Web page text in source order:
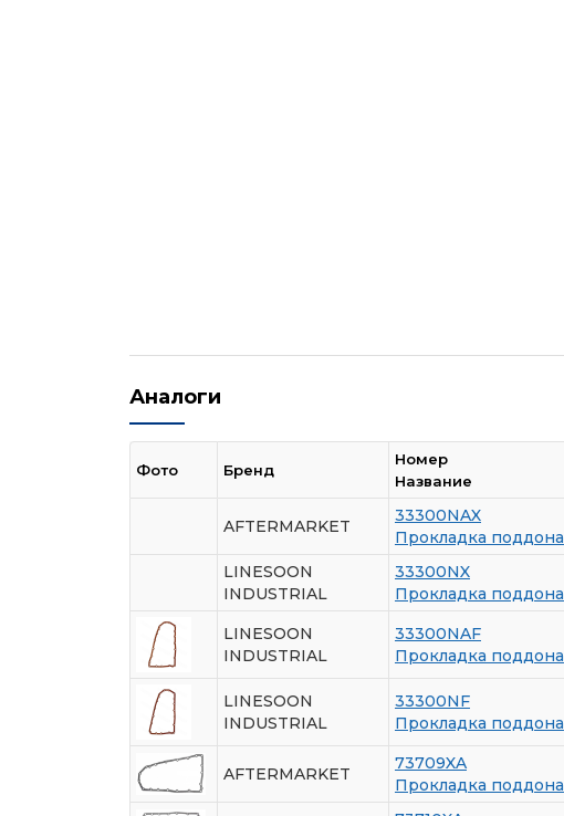
Аналоги
Фото Бренд
Номер
Название
AFTERMARKET
33300NAX
Прокладка поддона
LINESOON
INDUSTRIAL
33300NX
Прокладка поддона
LINESOON
INDUSTRIAL
33300NAF
Прокладка поддона
LINESOON
INDUSTRIAL
33300NF
Прокладка поддона
AFTERMARKET
73709XA
Прокладка поддона